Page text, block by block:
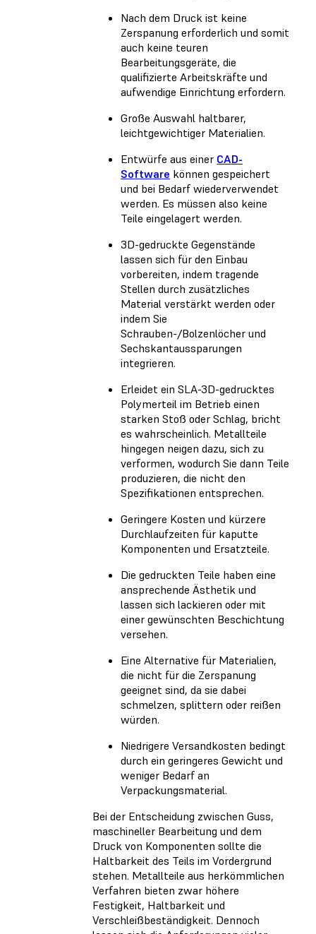
Nach dem Druck ist keine
Zerspanung erforderlich und somit
auch keine teuren
Bearbeitungsgeräte, die
qualifizierte Arbeitskräfte und
aufwendige Einrichtung erfordern.
Große Auswahl haltbarer,
leichtgewichtiger Materialien.
Entwürfe aus einer CAD-
Software können gespeichert
und bei Bedarf wiederverwendet
werden. Es müssen also keine
Teile eingelagert werden.
3D-gedruckte Gegenstände
lassen sich für den Einbau
vorbereiten, indem tragende
Stellen durch zusätzliches
Material verstärkt werden oder
indem Sie
Schrauben-/Bolzenlöcher und
Sechskantaussparungen
integrieren.
Erleidet ein SLA-3D-gedrucktes
Polymerteil im Betrieb einen
starken Stoß oder Schlag, bricht
es wahrscheinlich. Metallteile
hingegen neigen dazu, sich zu
verformen, wodurch Sie dann Teile
produzieren, die nicht den
Spezifikationen entsprechen.
Geringere Kosten und kürzere
Durchlaufzeiten für kaputte
Komponenten und Ersatzteile.
Die gedruckten Teile haben eine
ansprechende Ästhetik und
lassen sich lackieren oder mit
einer gewünschten Beschichtung
versehen.
Eine Alternative für Materialien,
die nicht für die Zerspanung
geeignet sind, da sie dabei
schmelzen, splittern oder reißen
würden.
Niedrigere Versandkosten bedingt
durch ein geringeres Gewicht und
weniger Bedarf an
Verpackungsmaterial.
Bei der Entscheidung zwischen Guss,
maschineller Bearbeitung und dem
Druck von Komponenten sollte die
Haltbarkeit des Teils im Vordergrund
stehen. Metallteile aus herkömmlichen
Verfahren bieten zwar höhere
Festigkeit, Haltbarkeit und
Verschleißbeständigkeit. Dennoch